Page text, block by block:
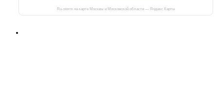
Ru-storm на карте Москвы и Московской области — Яндекс Карты